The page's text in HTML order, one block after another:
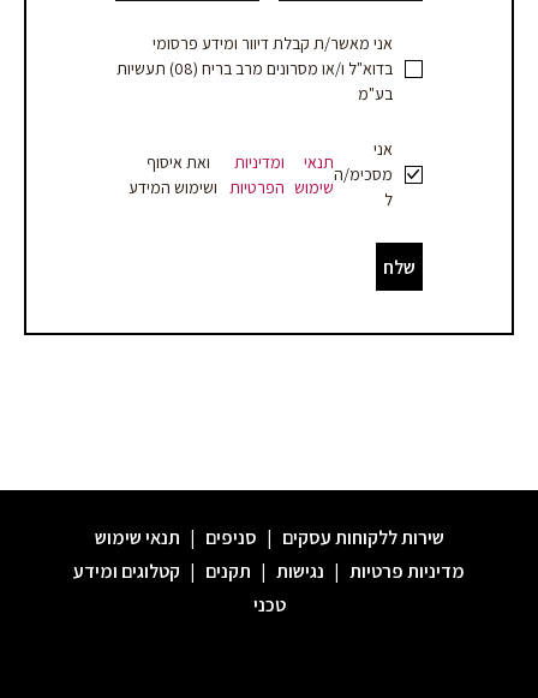
מוצר
-
אני מאשר/ת קבלת דיוור ומידע פרסומי
בדוא"ל ו/או מסרונים מרב בריח (08) תעשיות
בע"מ
אני
מסכימ/ה
ל
תנאי
שימוש
ומדיניות
הפרטיות
ואת איסוף
ושימוש המידע
שלח
field
blank.
שירות ללקוחות עסקים | סניפים | תנאי שימוש
מדיניות פרטיות | נגישות | תקנים | קטלוגים ומידע
טכני